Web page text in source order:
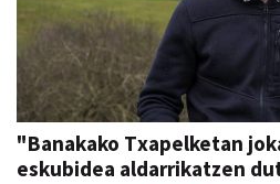
"Banakako Txapelketan
eskubidea aldarrikatzen